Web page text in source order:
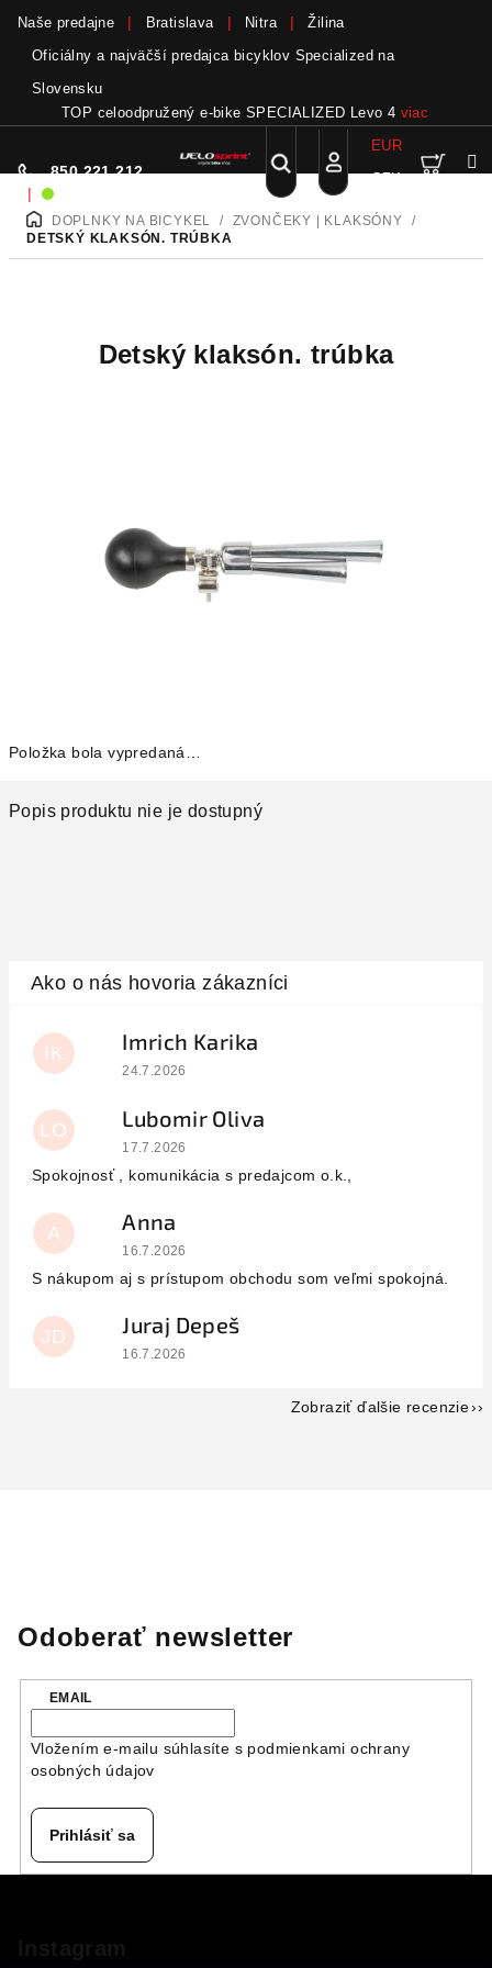
obsah
Naše predajne Bratislava Nitra
Žilina
Oficiálny a najväčší predajca bicyklov Specialized na
Slovensku
TOP celoodpružený e-bike SPECIALIZED Levo 4 viac
850 221 212
|
Hľadať
Prihlásenie
EUR
CZK
DOMOVDOPLNKY NA BICYKEL / ZVONČEKY | KLAKSÓNY
/
DETSKÝ KLAKSÓN. TRÚBKA
Položka bola vypredaná…
Detský klaksón. trúbka
Popis produktu nie je dostupný
IK Imrich Karika
Hodnotenie obchodu je 5 z 5 hviezdičiek.
24.7.2026
LO Lubomir Oliva
Hodnotenie obchodu je 5 z 5 hviezdičiek.
17.7.2026
Spokojnosť , komunikácia s predajcom o.k.,
A Anna
Hodnotenie obchodu je 5 z 5 hviezdičiek.
16.7.2026
S nákupom aj s prístupom obchodu som veľmi spokojná.
JD Juraj Depeš
Hodnotenie obchodu je 5 z 5 hviezdičiek.
16.7.2026
Zobraziť ďalšie recenzie
Odoberať newsletter
EMAIL
Vložením e-mailu súhlasíte s podmienkami ochrany
osobných údajov
Prihlásiť sa